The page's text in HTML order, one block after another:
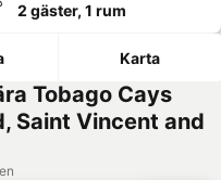
2 gäster, 1 rum
Karta
Tobago Cays
Saint Vincent and